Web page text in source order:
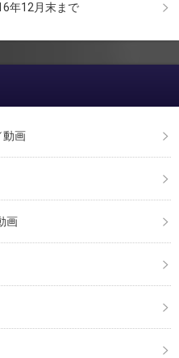
年12月末まで
動画
画